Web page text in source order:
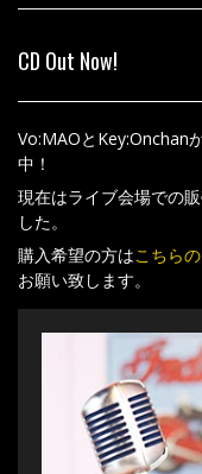
CD Out Now!
Vo:MAOとKey:Onchan
中！
現在はライブ会場での
した。
購入希望の方はこちら
お願い致します。